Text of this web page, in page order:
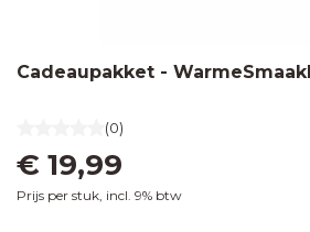
Cadeaupakket -
(0)
€ 19,99
Prijs per stuk, incl. 9% btw